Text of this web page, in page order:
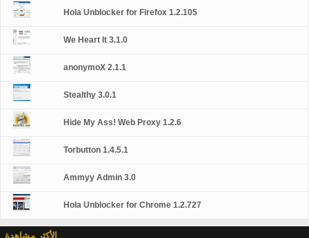
Hola Unblocker for Firefox 1.2.105
We Heart It 3.1.0
anonymoX 2.1.1
Stealthy 3.0.1
Hide My Ass! Web Proxy 1.2.6
Torbutton 1.4.5.1
Ammyy Admin 3.0
Hola Unblocker for Chrome 1.2.727
الأكثر مشاهدة